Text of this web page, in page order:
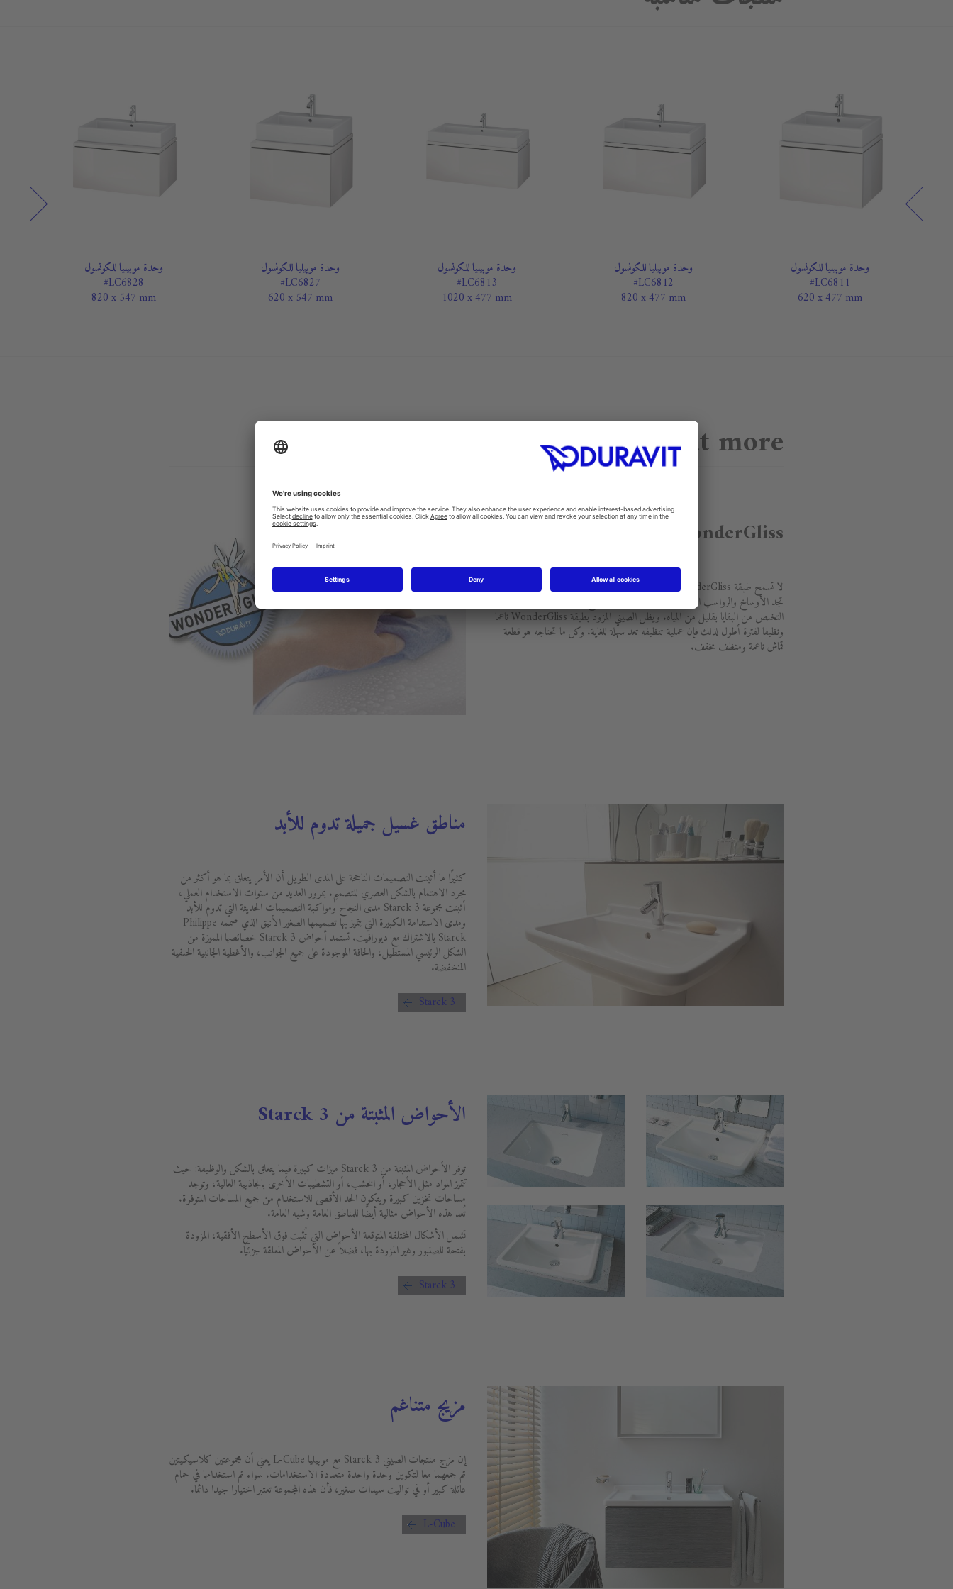
وحدة موبيليا للكونسول
#LC6811
620 x 477 mm
وحدة موبيليا للكونسول
#LC6812
820 x 477 mm
وحدة موبيليا للكونسول
#LC6813
1020 x 477 mm
وحدة موبيليا للكونسول
#LC6827
620 x 547 mm
وحدة موبيليا للكونسول
#LC6828
820 x 547 mm
Find out more
WonderGliss
لا تسمح طبقة WonderGliss المضافة إلى الجليز بإمكانية تكون أي أوساخ: حيث لا
تجد الأوساخ والرواسب الكلسية مكانا للبقاء فوق الأسطح الناعمة، لذا فمن السهل جدا
التخلص من البقايا بقليل من المياه. ويظل الصيني المزود بطبقة WonderGliss ناعما
ونظيفا لفترة أطول لذلك فإن عملية تنظيفه تعد سهلة للغاية. وكل ما تحتاجه هو قطعة
قماش ناعمة ومنظف مخفف.
مناطق غسيل جميلة تدوم للأبد
كثيرًا ما أثبتت التصميمات الناجحة على المدى الطويل أن الأمر يتعلق بما هو أكثر من
مجرد الاهتمام بالشكل العصري للتصميم. بمرور العديد من سنوات الاستخدام العملي،
أثبتت مجموعة Starck 3 مدى النجاح ومواكبة التصميمات الحديثة التي تدوم للأبد
ومدى الاستدامة الكبيرة التي يتميز بها تصميمها الصغير الأنيق الذي صممه Philippe
Starck بالاشتراك مع ديورافيت. تستمد أحواض Starck 3 خصائصها المميزة من
الشكل الرئيسي المستطيل، والحافة الموجودة على جميع الجوانب، والأغطية الجانبية الخلفية
المنخفضة.
Starck 3
الأحواض المثبتة من Starck 3
توفر الأحواض المثبتة من Starck 3 ميزات كبيرة فيما يتعلق بالشكل والوظيفة: حيث
تتميز المواد مثل الأحجار، أو الخشب، أو التشطيبات الأخرى بالجاذبية العالية، وتوجد
مساحات تخزين كبيرة ويتكون الحد الأقصى للاستخدام من جميع المساحات المتوفرة.
تُعد هذه الأحواض مثالية أيضًا للمناطق العامة وشبه العامة.
تشمل الأشكال المختلفة المتوقعة الأحواض التي تُثبت فوق الأسطح الأفقية، المزودة
بفتحة للصنبور وغير المزودة بها، فضلاً عن الأحواض المعلقة جزئيًا.
Starck 3
مزيج متناغم
إن مزج منتجات الصيني Starck 3 مع موبيليا L-Cube يعني أن مجموعتين كلاسيكيتين
تم جمعهما معا لتكوين وحدة واحدة متعددة الاستخدامات. سواء تم استخدامها في حمام
عائلة كبير أو في تواليت سيدات صغير، فأن هذه المجموعة تعتبر اختيارا جيدا دائما.
L-Cube